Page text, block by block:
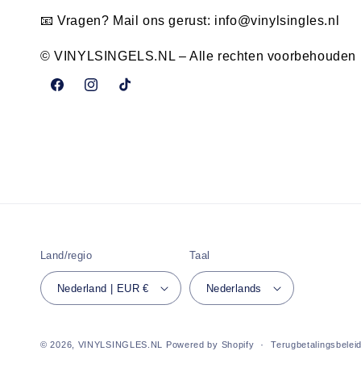
📧 Vragen? Mail ons gerust: info@vinylsingles.nl
© VINYLSINGELS.NL – Alle rechten voorbehouden
FacebookInstagramTikTok
Land/regio
Nederland | EUR €
Taal
Nederlands
© 2026, VINYLSINGLES.NL Powered by Shopify